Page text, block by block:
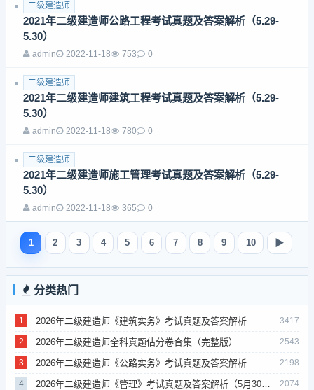
二级建造师
2021年二级建造师公路工程考试真题及答案解析（5.29-
5.30）
admin 2022-11-18 753 0
二级建造师
2021年二级建造师建筑工程考试真题及答案解析（5.29-
5.30）
admin 2022-11-18 780 0
二级建造师
2021年二级建造师施工管理考试真题及答案解析（5.29-
5.30）
admin 2022-11-18 365 0
1 2 3 4 5 6 7 8 9 10 ▶
分类热门
1 2026年二级建造师《建筑实务》考试真题及答案解析 3417
2 2026年二级建造师全科真题估分卷合集（完整版） 2543
3 2026年二级建造师《公路实务》考试真题及答案解析 2198
4 2074